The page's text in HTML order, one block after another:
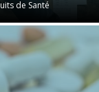
de Santé
de Santé